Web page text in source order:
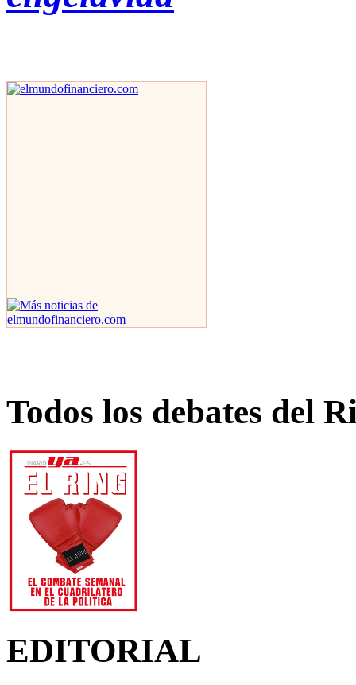
Todos los debates del
EDITORIAL